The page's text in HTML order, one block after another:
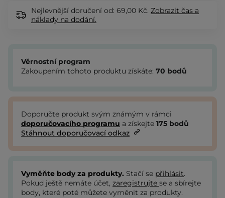
Nejlevnější doručení od: 69,00 Kč. Zobrazit čas a
náklady na dodání.
Věrnostní program
Zakoupením tohoto produktu získáte: 70 bodů
Doporučte produkt svým známým v rámci
doporučovacího programu a získejte 175 bodů
Stáhnout doporučovací odkaz
Vyměňte body za produkty. Stačí se přihlásit.
Pokud ještě nemáte účet, zaregistrujte se a sbírejte
body, které poté můžete vyměnit za produkty.